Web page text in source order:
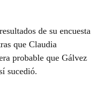
de su encuesta
que Claudia
probable que Gálvez
sucedió.